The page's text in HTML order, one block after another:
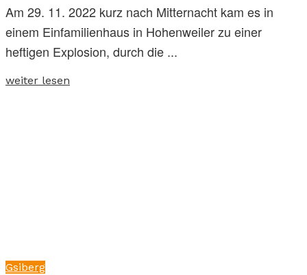
Am 29. 11. 2022 kurz nach Mitternacht kam es in
einem Einfamilienhaus in Hohenweiler zu einer
heftigen Explosion, durch die ...
weiter lesen
Gsiberg